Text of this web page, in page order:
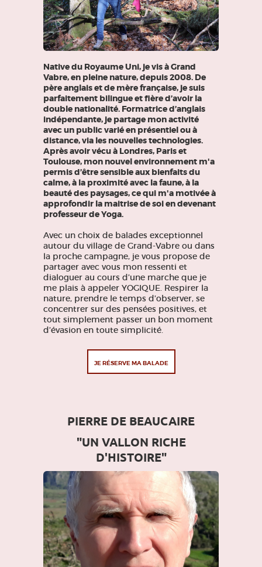
Native du Royaume Uni, je vis à Grand
Vabre, en pleine nature, depuis 2008. De
père anglais et de mère française, je suis
parfaitement bilingue et fière d’avoir la
double nationalité. Formatrice d’anglais
indépendante, je partage mon activité
avec un public varié en présentiel ou à
distance, via les nouvelles technologies.
Après avoir vécu à Londres, Paris et
Toulouse, mon nouvel environnement m'a
permis d’être sensible aux bienfaits du
calme, à la proximité avec la faune, à la
beauté des paysages, ce qui m'a motivée à
approfondir la maitrise de soi en devenant
professeur de Yoga.
Avec un choix de balades exceptionnel
autour du village de Grand-Vabre ou dans
la proche campagne, je vous propose de
partager avec vous mon ressenti et
dialoguer au cours d’une marche que je
me plais à appeler YOGIQUE. Respirer la
nature, prendre le temps d’observer, se
concentrer sur des pensées positives, et
tout simplement passer un bon moment
d’évasion en toute simplicité.
JE RÉSERVE MA BALADE
PIERRE DE BEAUCAIRE
"UN VALLON RICHE
D'HISTOIRE"